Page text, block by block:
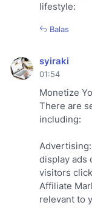
lifestyle:
Balas
syiraki
01:54
Monetize
There are
including:
display ads
visitors
Affiliate
relevant to